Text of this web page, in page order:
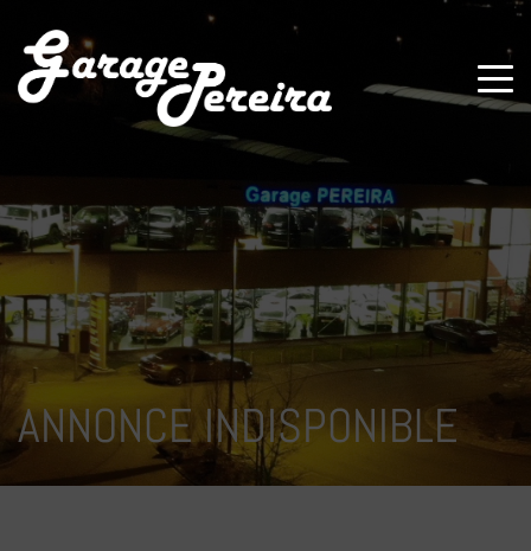
ANNONCE INDISPONIBLE
Paramètres avancés des cookies